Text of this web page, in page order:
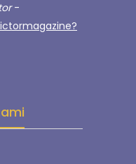
-